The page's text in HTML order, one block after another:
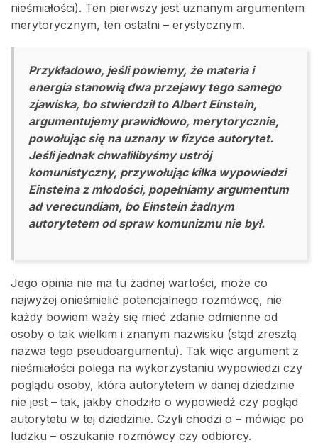
nieśmiałości). Ten pierwszy jest uznanym argumentem
merytorycznym, ten ostatni – erystycznym.
Przykładowo, jeśli powiemy, że materia i
energia stanowią dwa przejawy tego samego
zjawiska, bo stwierdził to Albert Einstein,
argumentujemy prawidłowo, merytorycznie,
powołując się na uznany w fizyce autorytet.
Jeśli jednak chwalilibyśmy ustrój
komunistyczny, przywołując kilka wypowiedzi
Einsteina z młodości, popełniamy argumentum
ad verecundiam, bo Einstein żadnym
autorytetem od spraw komunizmu nie był.
Jego opinia nie ma tu żadnej wartości, może co
najwyżej onieśmielić potencjalnego rozmówcę, nie
każdy bowiem waży się mieć zdanie odmienne od
osoby o tak wielkim i znanym nazwisku (stąd zresztą
nazwa tego pseudoargumentu). Tak więc argument z
nieśmiałości polega na wykorzystaniu wypowiedzi czy
poglądu osoby, która autorytetem w danej dziedzinie
nie jest – tak, jakby chodziło o wypowiedź czy pogląd
autorytetu w tej dziedzinie. Czyli chodzi o – mówiąc po
ludzku – oszukanie rozmówcy czy odbiorcy.